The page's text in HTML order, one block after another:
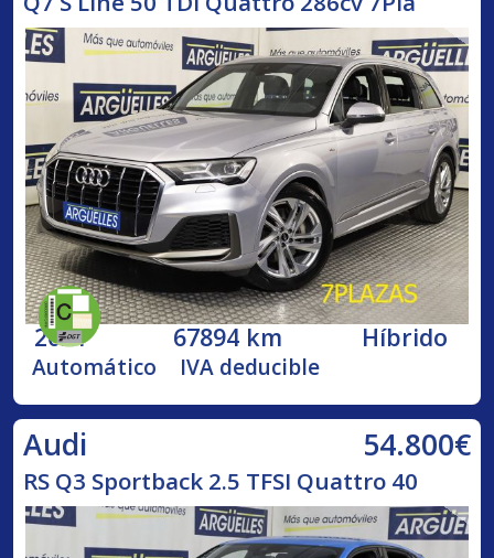
2021 67894 km Híbrido
Automático IVA deducible
Audi 54.800€
RS Q3 Sportback 2.5 TFSI Quattro 40